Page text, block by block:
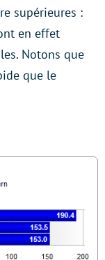
supérieures :
en effet
Notons que
que le